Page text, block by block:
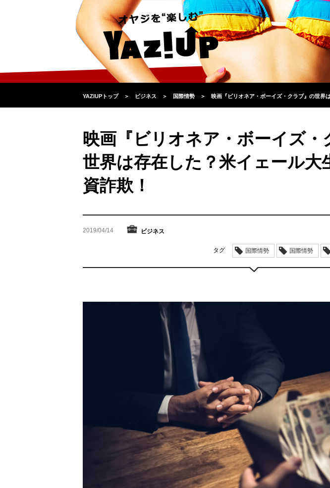
YAZIUPトップ ＞ ビジネス ＞ 国際情勢 ＞ 映画『ビリオネア・ボーイズ・クラブ』の世界
映画『ビリオネア・ボーイズ・
世界は存在した？米イェール大
資詐欺！
2019/04/14 ビジネス
タグ 国際情勢 国際情勢